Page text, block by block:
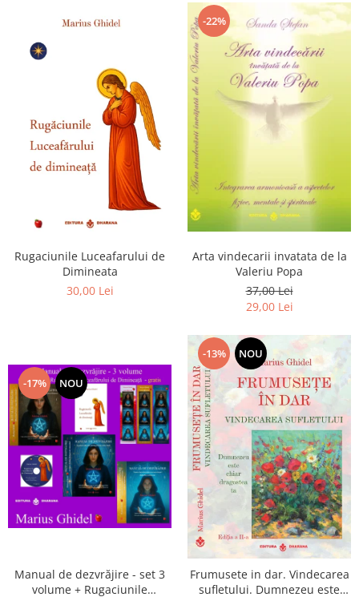
Rugaciunile Luceafarului de
Dimineata
30,00 Lei
-22%
Arta vindecarii invatata de la
Valeriu Popa
37,00 Lei
29,00 Lei
-17% NOU
Manual de dezvrăjire - set 3
volume + Rugaciunile
-13% NOU
Frumusete in dar. Vindecarea
sufletului. Dumnezeu este